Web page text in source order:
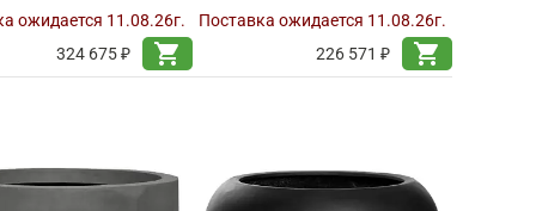
ожидается 11.08.26г.
324 675 ₽
shopping_cart
Поставка ожидается 11.08.26г.
226 571 ₽
shopping_cart